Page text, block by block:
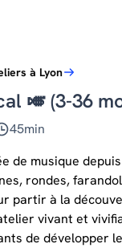
à Lyon
🎺 (3-36
45min
de musique
rondes,
partir à la
vivant et
de développer